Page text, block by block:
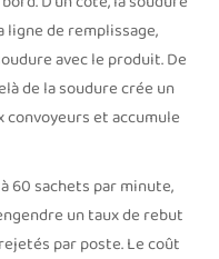
ligne de remplissage,
avec le produit. De
de la soudure crée un
convoyeurs et accumule
60 sachets par minute,
un taux de rebut
par poste. Le coût